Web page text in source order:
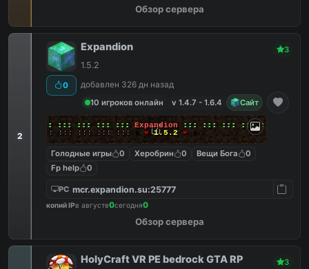
Обзор сервера
2
0
Expandion 3
1.5.2
добавлен 326 дн назад
10 игроков онлайн
v 1.4.7 - 1.6.4 Сайт
::: ::: ::: ::: ::: Expandion ::: ::: ::: ::: :::
╚╝::: ::: ::: ::: ::: ::: + ❤ 1.5.2 ❤+
Голодные игры 0 Херобрин 0 Вещи Бога
0
Fp help
0
PC mcr.expandion.su:25777
копий IPв августе0сегодня0
Обзор сервера
HolyCraft VR PE bedrock GTA RP 3